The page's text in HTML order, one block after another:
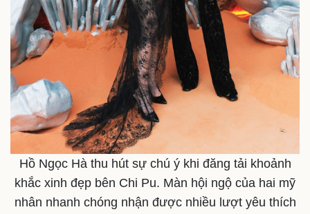
Hồ Ngọc Hà thu hút sự chú ý khi đăng tải khoảnh
khắc xinh đẹp bên Chi Pu. Màn hội ngộ của hai mỹ
nhân nhanh chóng nhận được nhiều lượt yêu thích